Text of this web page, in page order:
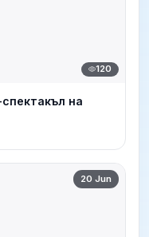
120
на
20 Jun